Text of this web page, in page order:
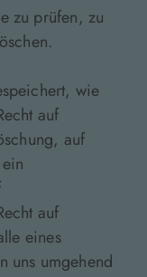
zu prüfen, zu
wie
auf
auf
auf
eines
uns umgehend